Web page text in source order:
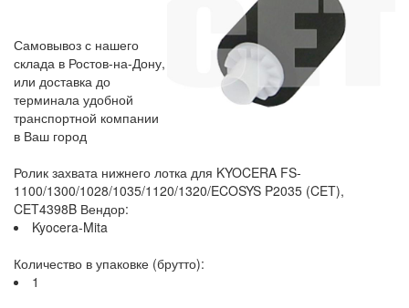
Самовывоз с нашего
склада в Ростов-на-Дону,
или доставка до
терминала удобной
транспортной компании
в Ваш город
Ролик захвата нижнего лотка для KYOCERA FS-
1100/1300/1028/1035/1120/1320/ECOSYS P2035 (CET),
CET4398B Вендор:
Kyocera-Mita
Количество в упаковке (брутто):
1